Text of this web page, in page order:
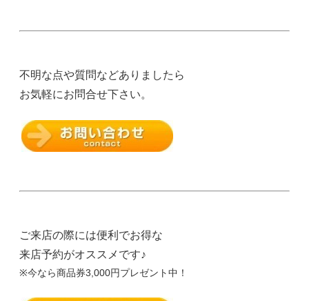
不明な点や質問などありましたら
お気軽にお問合せ下さい。
ご来店の際には便利でお得な
来店予約がオススメです♪
※今なら商品券3,000円プレゼント中！